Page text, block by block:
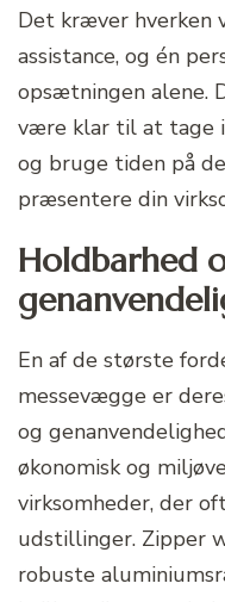
Det kræver hverken
assistance, og én
opsætningen alene.
være klar til at tage
og bruge tiden på
præsentere din
Holdbarhed
En af de største
messevægge er
og
økonomisk og
virksomheder, der
udstillinger. Zipper
robuste